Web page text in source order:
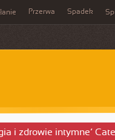
Przerwa Spadek
i zdrowie intymne’